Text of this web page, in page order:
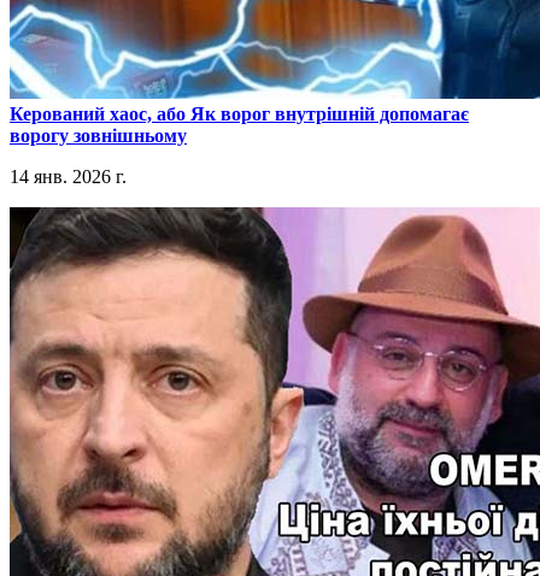
​Керований хаос, або Як ворог внутрішній допомагає
ворогу зовнішньому
14 янв. 2026 г.